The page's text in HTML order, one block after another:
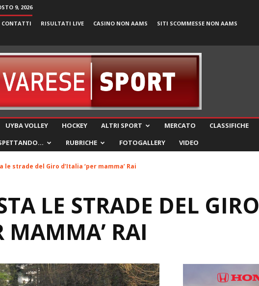
9, 2026
CONTATTI RISULTATI LIVE CASINO NON AAMS SITI SCOMMESSE NON AAMS
UYBA VOLLEY HOCKEY ALTRI SPORT MERCATO
CLASSIFICHE
RUBRICHE FOTOGALLERY VIDEO
le strade del Giro d’Italia ‘per mamma’ Rai
LE STRADE DEL GIRO
MAMMA’ RAI